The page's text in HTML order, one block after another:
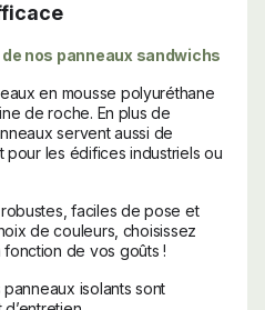
nos panneaux sandwichs
en mousse polyuréthane
de roche. En plus de
servent aussi de
pour les édifices industriels ou
faciles de pose et
de couleurs, choisissez
de vos goûts !
panneaux isolants sont